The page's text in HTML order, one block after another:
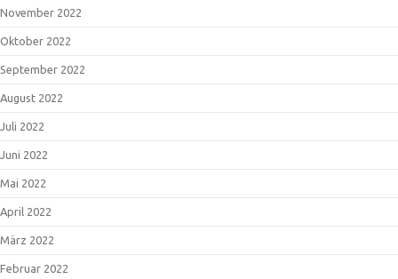
November 2022
Oktober 2022
September 2022
August 2022
Juli 2022
Juni 2022
Mai 2022
April 2022
März 2022
Februar 2022